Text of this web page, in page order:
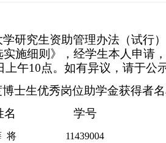
研究生资助管理办法（试行
施细则 》， 经学生本人申请，
上午10点。如有异议，请于公
士生优秀岗位助学金获得者
名
学号
将 11439004